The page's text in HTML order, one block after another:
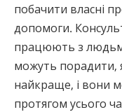
побачити власні
допомоги.
працюють з
можуть порадити,
найкраще, і вони
протягом усього